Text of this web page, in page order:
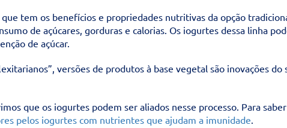
tem os benefícios e propriedades nutritivas da opção
de açúcares, gorduras e calorias. Os iogurtes dessa linha
de açúcar.
versões de produtos à base vegetal são inovações
que os iogurtes podem ser aliados nesse processo. Para
pelos iogurtes com nutrientes que ajudam a imunidade.